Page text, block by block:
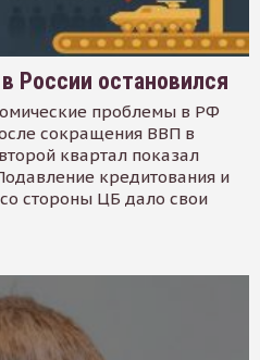
России остановился
проблемы в РФ
сокращения ВВП в
квартал показал
кредитования и
стороны ЦБ дало свои